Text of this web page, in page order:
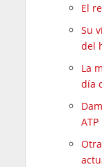
El
Su
del
La
día
ATP